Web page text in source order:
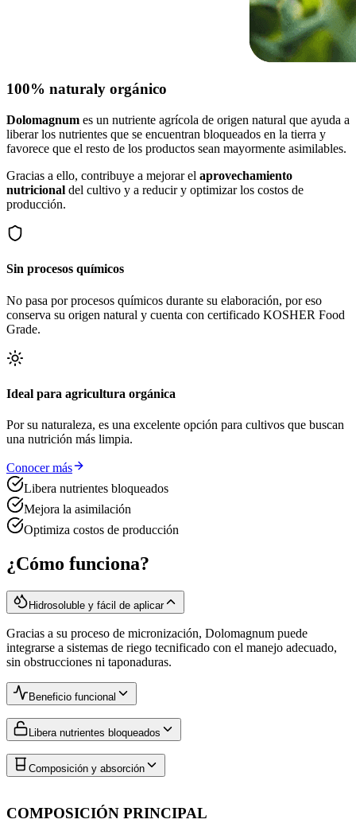
100% naturaly orgánico
Dolomagnum es un nutriente agrícola de origen natural que ayuda a
liberar los nutrientes que se encuentran bloqueados en la tierra y
favorece que el resto de los productos sean mayormente asimilables.
Gracias a ello, contribuye a mejorar el aprovechamiento
nutricional del cultivo y a reducir y optimizar los costos de
producción.
Sin procesos químicos
No pasa por procesos químicos durante su elaboración, por eso
conserva su origen natural y cuenta con certificado KOSHER Food
Grade.
Ideal para agricultura orgánica
Por su naturaleza, es una excelente opción para cultivos que buscan
una nutrición más limpia.
Conocer más
Libera nutrientes bloqueados
Mejora la asimilación
Optimiza costos de producción
¿Cómo funciona?
Hidrosoluble y fácil de aplicar
Gracias a su proceso de micronización, Dolomagnum puede
integrarse a sistemas de riego tecnificado con el manejo adecuado,
sin obstrucciones ni taponaduras.
Beneficio funcional
Libera nutrientes bloqueados
Composición y absorción
COMPOSICIÓN PRINCIPAL